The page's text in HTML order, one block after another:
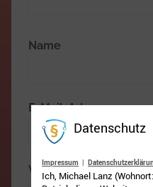
Name
E-Mail-Adresse
Website
Datenschutz
Impressum |
Ich, Michael Lanz